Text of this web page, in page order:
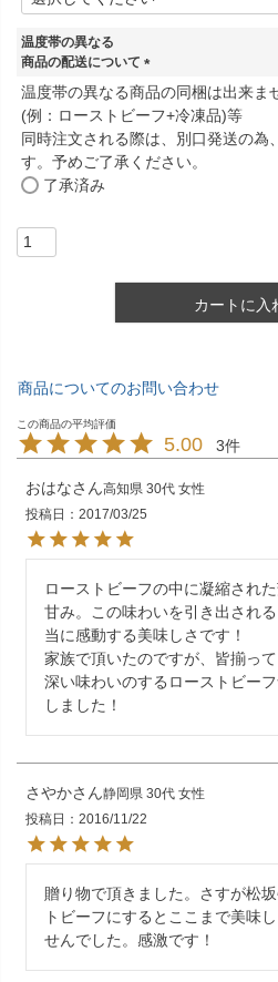
須
温度帯の異なる
商品の配送について
(
須
)
温度帯の異なる商品の同梱は出来ま
(例：ローストビーフ+冷凍品)等
同時注文される際は、別口発送の為
す。予めご了承ください。
了承済み
カートに入
商品についてのお問い合わせ
5.00 3
おはな 高知県 30代 女性
投稿日
2017/03/25
ローストビーフの中に凝縮され
甘み。この味わいを引き出され
当に感動する美味しさです！
家族で頂いたのですが、皆揃っ
深い味わいのするローストビー
しました！
さやか 静岡県 30代 女性
投稿日
2016/11/22
贈り物で頂きました。さすが松
トビーフにするとここまで美味
せんでした。感激です！